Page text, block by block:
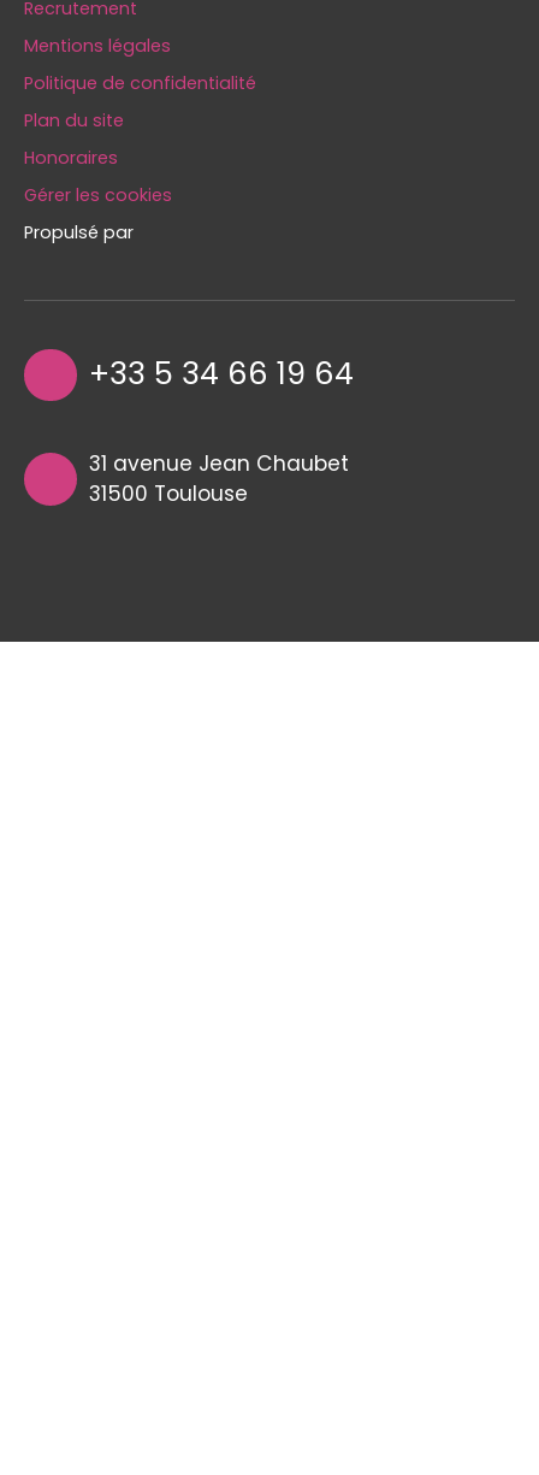
Recrutement
Mentions légales
Politique de confidentialité
Plan du site
Honoraires
Gérer les cookies
Propulsé par
+33 5 34 66 19 64
31 avenue Jean Chaubet
31500 Toulouse